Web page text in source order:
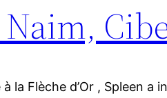
la Flèche d’Or , Spleen a